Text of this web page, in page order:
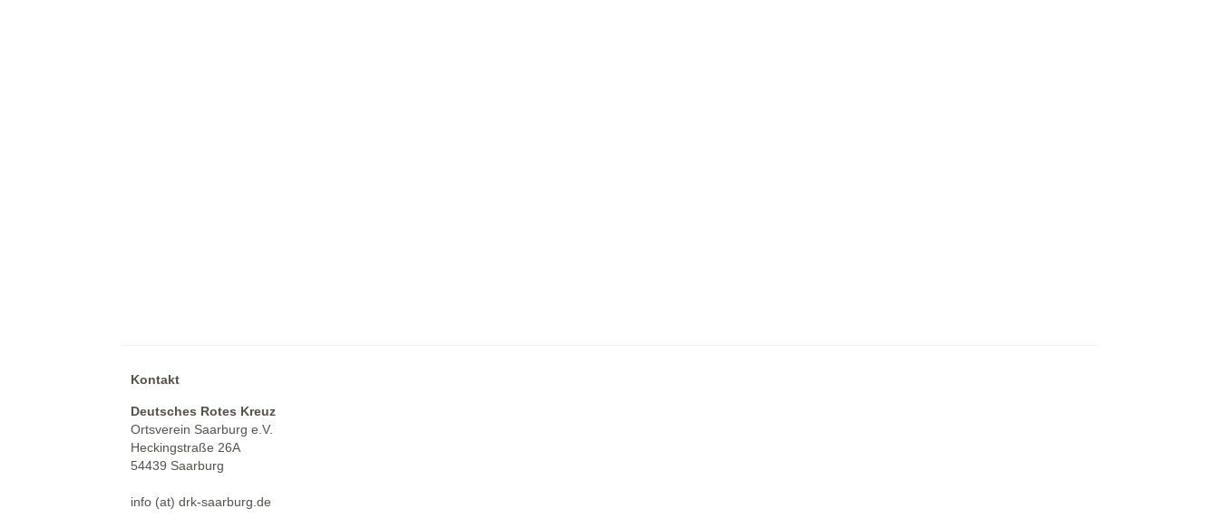
Kontakt
Deutsches Rotes Kreuz
Ortsverein Saarburg e.V.
Heckingstraße 26A
54439 Saarburg
info (at) drk-saarburg.de